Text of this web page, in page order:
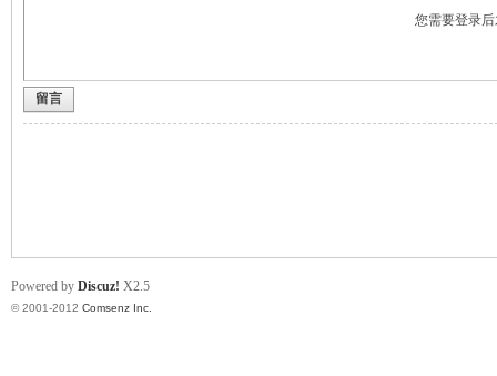
您需要登录
留言
Powered by Discuz! X2.5
© 2001-2012 Comsenz Inc.